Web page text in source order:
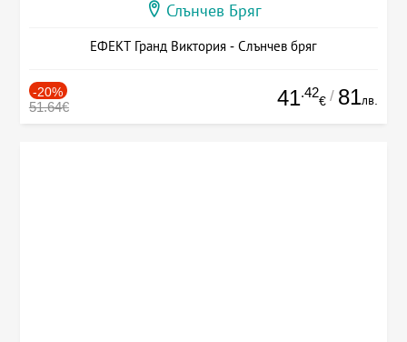
Слънчев Бряг
ЕФЕКТ Гранд Виктория - Слънчев бряг
-20%
51.64€ 41.42
€ / 81лв.